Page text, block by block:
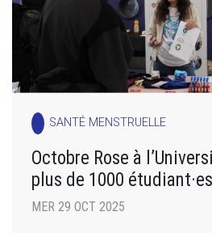
SANTÉ MENSTRUELLE
Octobre Rose à
plus de 1000
MER 29 OCT 2025